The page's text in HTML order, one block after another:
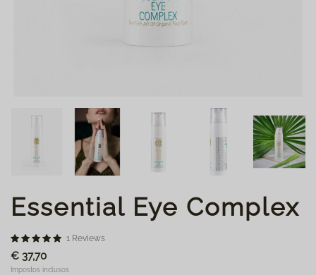
Essential Eye Complex
1 Reviews
€ 37,70
Impostos inclusos